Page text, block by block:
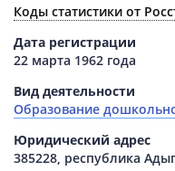
Коды статистики от
Дата регистрации
22 марта 1962 года
Вид деятельности
Образование
Юридический адрес
385228, республика